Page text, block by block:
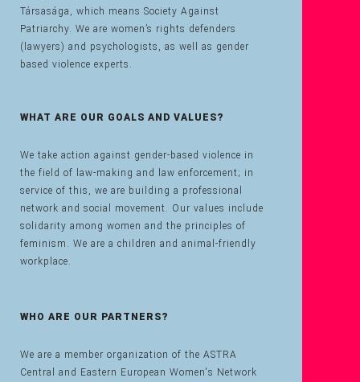
Társasága, which means Society Against
Patriarchy. We are women’s rights defenders
(lawyers) and psychologists, as well as gender
based violence experts.
WHAT ARE OUR GOALS AND VALUES?
We take action against gender-based violence in
the field of law-making and law enforcement; in
service of this, we are building a professional
network and social movement. Our values include
solidarity among women and the principles of
feminism. We are a children and animal-friendly
workplace.
WHO ARE OUR PARTNERS?
We are a member organization of the ASTRA
Central and Eastern European Women's Network